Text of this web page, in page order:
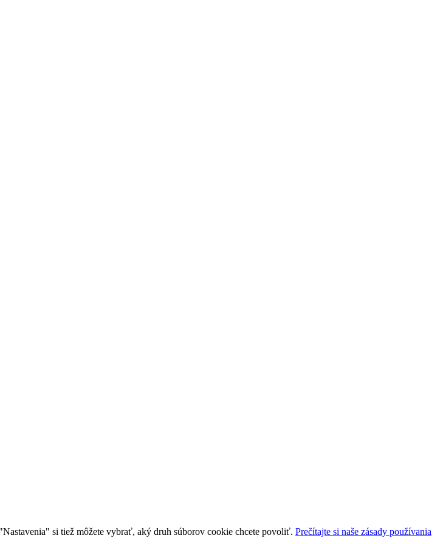
si tiež môžete vybrať, aký druh súborov cookie chcete povoliť. Prečítajte si naše zásady používania